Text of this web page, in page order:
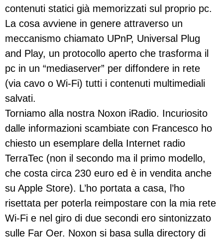
contenuti statici già memorizzati sul proprio pc.
La cosa avviene in genere attraverso un
meccanismo chiamato UPnP, Universal Plug
and Play, un protocollo aperto che trasforma il
pc in un “mediaserver” per diffondere in rete
(via cavo o Wi-Fi) tutti i contenuti multimediali
salvati.
Torniamo alla nostra Noxon iRadio. Incuriosito
dalle informazioni scambiate con Francesco ho
chiesto un esemplare della Internet radio
TerraTec (non il secondo ma il primo modello,
che costa circa 230 euro ed è in vendita anche
su Apple Store). L’ho portata a casa, l’ho
risettata per poterla reimpostare con la mia rete
Wi-Fi e nel giro di due secondi ero sintonizzato
sulle Far Oer. Noxon si basa sulla directory di